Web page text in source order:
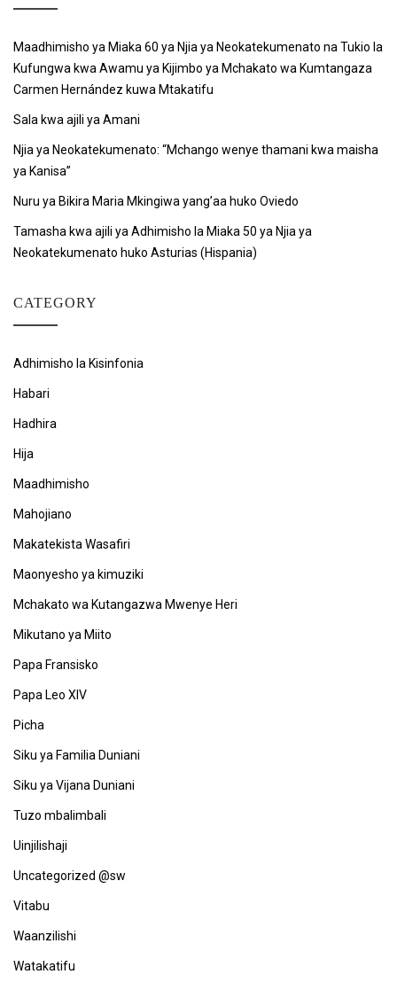
Maadhimisho ya Miaka 60 ya Njia ya Neokatekumenato na Tukio la
Kufungwa kwa Awamu ya Kijimbo ya Mchakato wa Kumtangaza
Carmen Hernández kuwa Mtakatifu
Sala kwa ajili ya Amani
Njia ya Neokatekumenato: “Mchango wenye thamani kwa maisha
ya Kanisa”
Nuru ya Bikira Maria Mkingiwa yang’aa huko Oviedo
Tamasha kwa ajili ya Adhimisho la Miaka 50 ya Njia ya
Neokatekumenato huko Asturias (Hispania)
CATEGORY
Adhimisho la Kisinfonia
Habari
Hadhira
Hija
Maadhimisho
Mahojiano
Makatekista Wasafiri
Maonyesho ya kimuziki
Mchakato wa Kutangazwa Mwenye Heri
Mikutano ya Miito
Papa Fransisko
Papa Leo XIV
Picha
Siku ya Familia Duniani
Siku ya Vijana Duniani
Tuzo mbalimbali
Uinjilishaji
Uncategorized @sw
Vitabu
Waanzilishi
Watakatifu